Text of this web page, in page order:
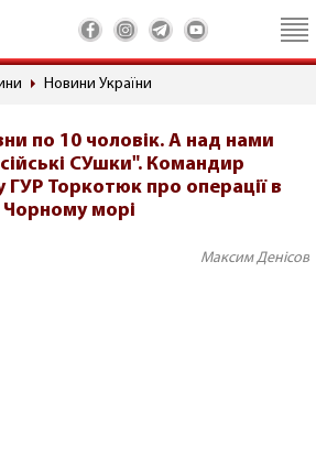
Новини України
по 10 чоловік. А над нами
СУшки". Командир
ГУР Торкотюк про операції в
Чорному морі
Максим Денісов